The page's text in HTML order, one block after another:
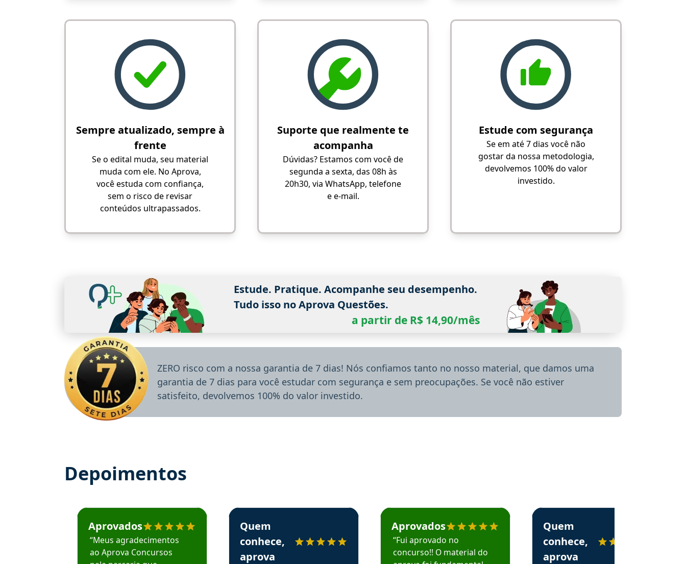
Sempre atualizado, sempre à
frente
Se o edital muda, seu material
muda com ele. No Aprova,
você estuda com confiança,
sem o risco de revisar
conteúdos ultrapassados.
Suporte que realmente te
acompanha
Dúvidas? Estamos com você de
segunda a sexta, das 08h às
20h30, via WhatsApp, telefone
e e-mail.
Estude com segurança
Se em até 7 dias você não
gostar da nossa metodologia,
devolvemos 100% do valor
investido.
Estude. Pratique. Acompanhe seu desempenho.
Tudo isso no Aprova Questões.
a partir de R$ 14,90/mês
ZERO risco com a nossa garantia de 7 dias! Nós confiamos tanto no nosso material, que damos uma
garantia de 7 dias para você estudar com segurança e sem preocupações. Se você não estiver
satisfeito, devolvemos 100% do valor investido.
Depoimentos
Estudante José recomenda o Aprova Concursos em depoimento
Aprovados
“Meus agradecimentos
ao Aprova Concursos
Estudante Sergio recomenda o Aprova Concursos em depoimento
Quem
conhece,
aprova
Estudante Mário recomenda o Aprova Concursos em depoimento
Aprovados
“Fui aprovado no
concurso!! O material do
Estudante Alessandra recomenda o Aprova
Quem
conhece,
aprova